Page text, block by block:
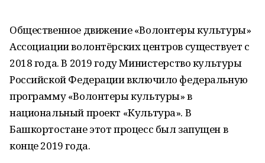
Общественное движение «Волонтеры культуры»
Ассоциации волонтёрских центров существует с
2018 года. В 2019 году Министерство культуры
Российской Федерации включило федеральную
программу «Волонтеры культуры» в
национальный проект «Культура». В
Башкортостане этот процесс был запущен в
конце 2019 года.